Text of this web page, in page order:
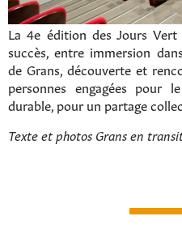
La 4e édition des Jours
succès, entre immersion
de Grans, découverte et
personnes engagées pour
durable, pour un partage
Texte et photos Grans en